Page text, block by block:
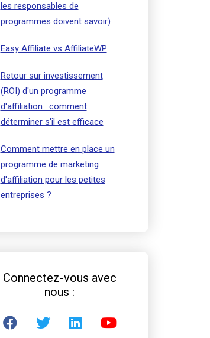
les responsables de
programmes doivent savoir)
Easy Affiliate vs AffiliateWP
Retour sur investissement
(ROI) d'un programme
d'affiliation : comment
déterminer s'il est efficace
Comment mettre en place un
programme de marketing
d'affiliation pour les petites
entreprises ?
Connectez-vous avec
nous :